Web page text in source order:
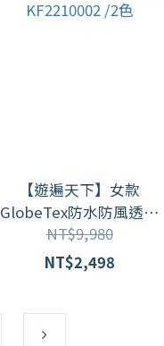
【遊遍天下】女款
GlobeTex防水防風透濕
保暖無車縫羽絨機能外套
KF2210002 /2色
NT$9,980
NT$2,498